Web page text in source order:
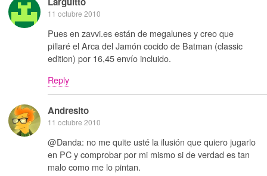
11 octubre 2010
Pues en zavvi.es están de megalunes y creo que
pillaré el Arca del Jamón cocido de Batman (classic
edition) por 16,45 envío incluido.
Reply
Andresito
11 octubre 2010
@Danda: no me quite usté la ilusión que quiero jugarlo
en PC y comprobar por mi mismo si de verdad es tan
malo como me lo pintan.